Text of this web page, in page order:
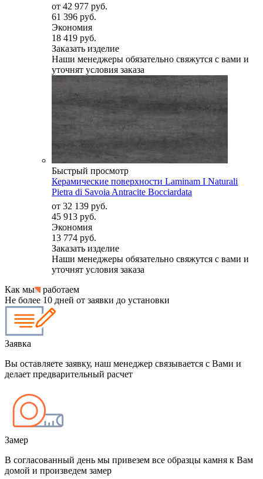
от 42 977 руб.
61 396 руб.
Экономия
18 419 руб.
Заказать изделие
Наши менеджеры обязательно свяжутся с вами и
уточнят условия заказа
Быстрый просмотр
Керамические поверхности Laminam I Naturali
Pietra di Savoia Antracite Bocciardata
от 32 139 руб.
45 913 руб.
Экономия
13 774 руб.
Заказать изделие
Наши менеджеры обязательно свяжутся с вами и
уточнят условия заказа
Как мы
работаем
Не более 10 дней от заявки до установки
Заявка
Вы оставляете заявку, наш менеджер связывается с Вами и
делает предварительный расчет
Замер
В согласованный день мы привезем все образцы камня к Вам
домой и произведем замер